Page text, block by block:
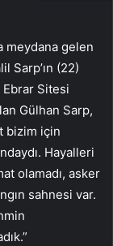
meydana gelen
Sarp’ın (22)
Ebrar Sitesi
Gülhan Sarp,
bizim için
Hayalleri
olamadı, asker
sahnesi var.